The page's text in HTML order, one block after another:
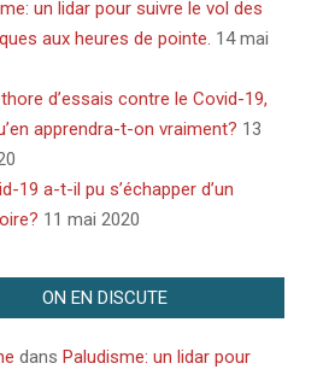
un lidar pour suivre le vol des
aux heures de pointe. 14 mai
d’essais contre le Covid-19,
apprendra-t-on vraiment? 13
19 a-t-il pu s’échapper d’un
11 mai 2020
ON EN DISCUTE
dans Paludisme: un lidar pour